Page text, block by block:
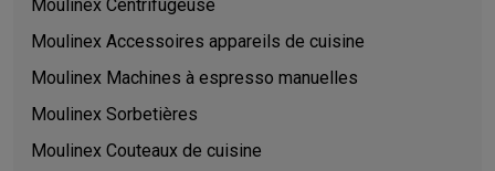
Moulinex Centrifugeuse
Moulinex Accessoires appareils de cuisine
Moulinex Machines à espresso manuelles
Moulinex Sorbetières
Moulinex Couteaux de cuisine